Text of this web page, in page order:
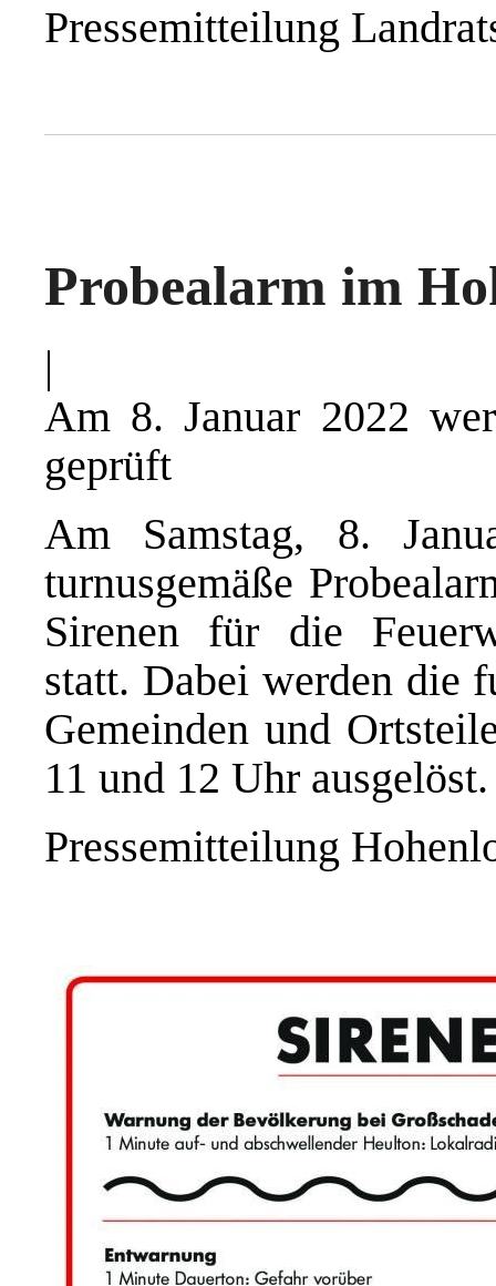
Pressemitteilung
Probealarm im
|
Am 8. Januar 2022
geprüft
Am Samstag, 8.
turnusgemäße
Sirenen für die
statt. Dabei werden die
Gemeinden und
11 und 12 Uhr ausgelöst.
Pressemitteilung